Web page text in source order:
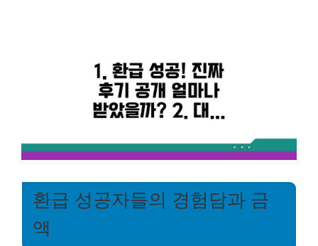
환급 성공자들의 경험담과 금
액